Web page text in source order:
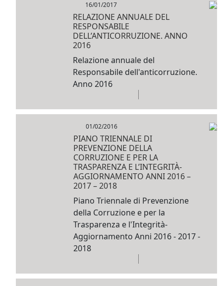
16/01/2017
RELAZIONE ANNUALE DEL
RESPONSABILE
DELL’ANTICORRUZIONE. ANNO
2016
Relazione annuale del
Responsabile dell'anticorruzione.
Anno 2016
01/02/2016
PIANO TRIENNALE DI
PREVENZIONE DELLA
CORRUZIONE E PER LA
TRASPARENZA E L’INTEGRITÀ-
AGGIORNAMENTO ANNI 2016 –
2017 – 2018
Piano Triennale di Prevenzione
della Corruzione e per la
Trasparenza e l'Integrità-
Aggiornamento Anni 2016 - 2017 -
2018